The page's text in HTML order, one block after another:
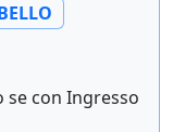
se con Ingresso